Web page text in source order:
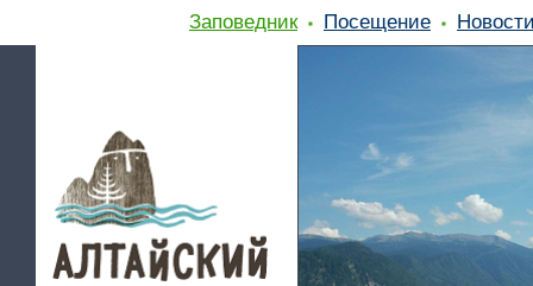
Заповедник Посещение